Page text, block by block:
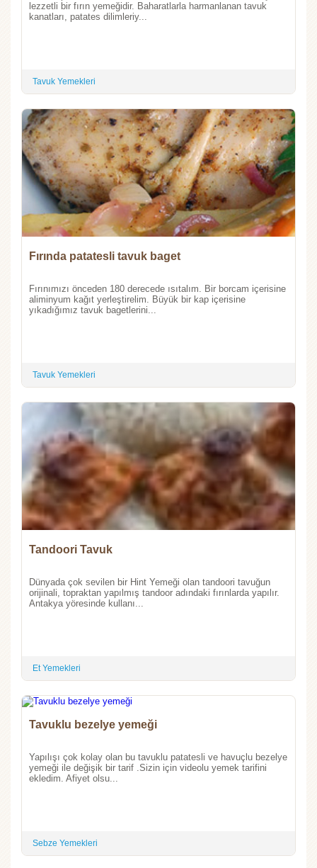
lezzetli bir fırın yemeğidir. Baharatlarla harmanlanan tavuk
kanatları, patates dilimleriy...
Tavuk Yemekleri
Fırında patatesli tavuk baget
Fırınımızı önceden 180 derecede ısıtalım. Bir borcam içerisine
aliminyum kağıt yerleştirelim. Büyük bir kap içerisine
yıkadığımız tavuk bagetlerini...
Tavuk Yemekleri
Tandoori Tavuk
Dünyada çok sevilen bir Hint Yemeği olan tandoori tavuğun
orijinali, topraktan yapılmış tandoor adındaki fırınlarda yapılır.
Antakya yöresinde kullanı...
Et Yemekleri
Tavuklu bezelye yemeği
Yapılışı çok kolay olan bu tavuklu patatesli ve havuçlu bezelye
yemeği ile değişik bir tarif .Sizin için videolu yemek tarifini
ekledim. Afiyet olsu...
Sebze Yemekleri